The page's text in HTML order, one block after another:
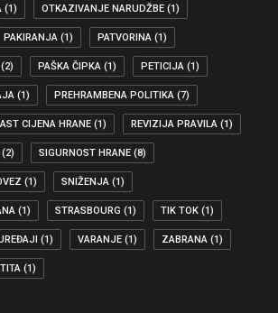
(1) OTKAZIVANJE NARUDŽBE (1)
PAKIRANJA (1) PATVORINA (1)
(2) PAŠKA ČIPKA (1) PETICIJA (1)
(1) PREHRAMBENA POLITIKA (7)
CIJENA HRANE (1) REVIZIJA PRAVILA (1)
(2) SIGURNOST HRANE (8)
(1) SNIŽENJA (1)
(1) STRASBOURG (1) TIK TOK (1)
(1) VARANJE (1) ZABRANA (1)
(1)